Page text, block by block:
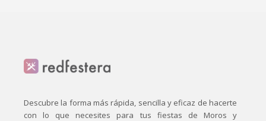
Descubre la forma más rápida, sencilla y eficaz de hacerte
con lo que necesites para tus fiestas de Moros y